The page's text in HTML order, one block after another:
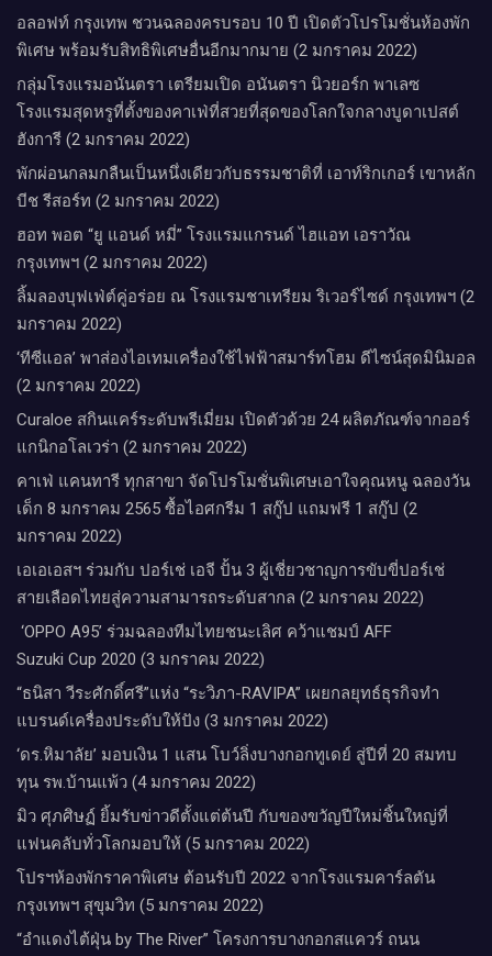
อลอฟท์ กรุงเทพ ชวนฉลองครบรอบ 10 ปี เปิดตัวโปรโมชั่นห้องพัก
พิเศษ พร้อมรับสิทธิพิเศษอื่นอีกมากมาย (2 มกราคม 2022)
กลุ่มโรงแรมอนันตรา เตรียมเปิด อนันตรา นิวยอร์ก พาเลซ
โรงแรมสุดหรูที่ตั้งของคาเฟ่ที่สวยที่สุดของโลกใจกลางบูดาเปสต์
ฮังการี (2 มกราคม 2022)
พักผ่อนกลมกลืนเป็นหนึ่งเดียวกับธรรมชาติที่ เอาท์ริกเกอร์ เขาหลัก
บีช รีสอร์ท (2 มกราคม 2022)
ฮอท พอต “ยู แอนด์ หมี่” โรงแรมแกรนด์ ไฮแอท เอราวัณ
กรุงเทพฯ (2 มกราคม 2022)
ลิ้มลองบุฟเฟ่ต์คู่อร่อย ณ โรงแรมชาเทรียม ริเวอร์ไซด์ กรุงเทพฯ (2
มกราคม 2022)
‘ทีซีแอล’ พาส่องไอเทมเครื่องใช้ไฟฟ้าสมาร์ทโฮม ดีไซน์สุดมินิมอล
(2 มกราคม 2022)
Curaloe สกินแคร์ระดับพรีเมี่ยม เปิดตัวด้วย 24 ผลิตภัณฑ์จากออร์
แกนิกอโลเวร่า (2 มกราคม 2022)
คาเฟ่ แคนทารี ทุกสาขา จัดโปรโมชั่นพิเศษเอาใจคุณหนู ฉลองวัน
เด็ก 8 มกราคม 2565 ซื้อไอศกรีม 1 สกู๊ป แถมฟรี 1 สกู๊ป (2
มกราคม 2022)
เอเอเอสฯ ร่วมกับ ปอร์เช่ เอจี ปั้น 3 ผู้เชี่ยวชาญการขับขี่ปอร์เช่
สายเลือดไทยสู่ความสามารถระดับสากล (2 มกราคม 2022)
‘OPPO A95’ ร่วมฉลองทีมไทยชนะเลิศ คว้าแชมป์ AFF
Suzuki Cup 2020 (3 มกราคม 2022)
“ธนิสา วีระศักดิ์ศรี”แห่ง “ระวิภา-RAVIPA” เผยกลยุทธ์ธุรกิจทำ
แบรนด์เครื่องประดับให้ปัง (3 มกราคม 2022)
‘ดร.หิมาลัย’ มอบเงิน 1 แสน โบว์ลิ่งบางกอกทูเดย์ สู่ปีที่ 20 สมทบ
ทุน รพ.บ้านแพ้ว (4 มกราคม 2022)
มิว ศุภศิษฏ์ ยิ้มรับข่าวดีตั้งแต่ต้นปี กับของขวัญปีใหม่ชิ้นใหญ่ที่
แฟนคลับทั่วโลกมอบให้ (5 มกราคม 2022)
โปรฯห้องพักราคาพิเศษ ต้อนรับปี 2022 จากโรงแรมคาร์ลตัน
กรุงเทพฯ สุขุมวิท (5 มกราคม 2022)
“อำแดงไต้ฝุ่น by The River” โครงการบางกอกสแควร์ ถนน